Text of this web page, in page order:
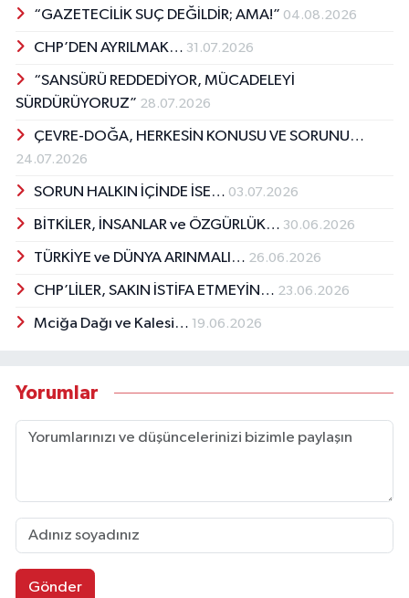
“GAZETECİLİK SUÇ DEĞİLDİR; AMA!” 04.08.2026
CHP’DEN AYRILMAK… 31.07.2026
“SANSÜRÜ REDDEDİYOR, MÜCADELEYİ
SÜRDÜRÜYORUZ” 28.07.2026
ÇEVRE-DOĞA, HERKESİN KONUSU VE SORUNU…
24.07.2026
SORUN HALKIN İÇİNDE İSE… 03.07.2026
BİTKİLER, İNSANLAR ve ÖZGÜRLÜK… 30.06.2026
TÜRKİYE ve DÜNYA ARINMALI… 26.06.2026
CHP’LİLER, SAKIN İSTİFA ETMEYİN… 23.06.2026
Mciğa Dağı ve Kalesi… 19.06.2026
Yorumlar
Gönder